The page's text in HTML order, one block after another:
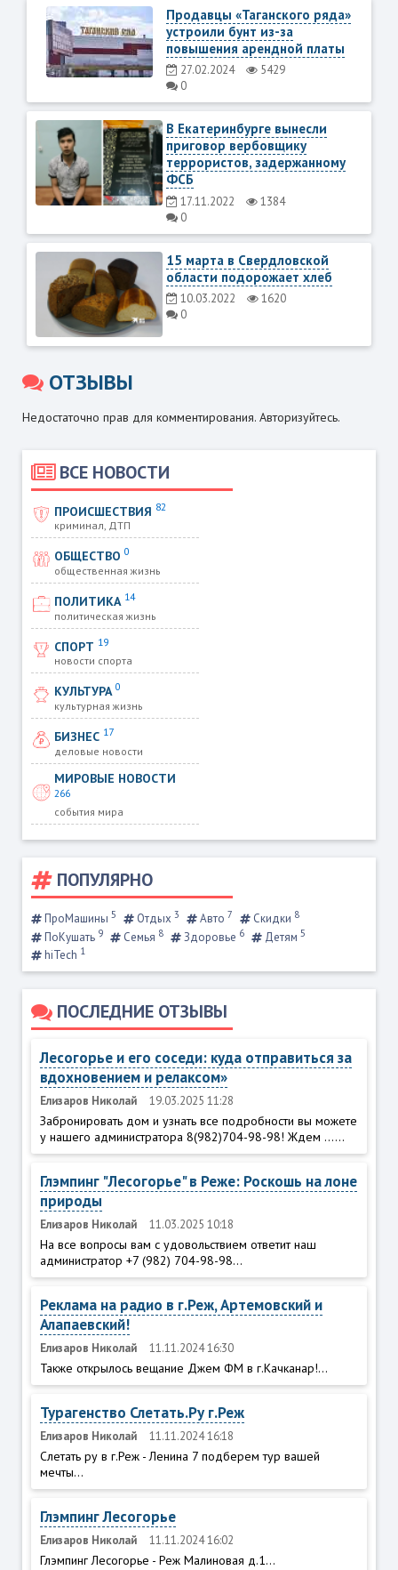
ВСЕ НОВОСТИ
ПРОИСШЕСТВИЯ 82
криминал, ДТП
ОБЩЕСТВО0
общественная жизнь
ПОЛИТИКА 14
политическая жизнь
СПОРТ 19
новости спорта
КУЛЬТУРА0
культурная жизнь
БИЗНЕС 17
деловые новости
МИРОВЫЕ НОВОСТИ
266
события мира
ПОПУЛЯРНО
ПроМашины 5 Отдых 3 Авто 7 Скидки 8
ПоКушать 9 Семья 8 Здоровье 6 Детям 5
hiTech 1
ПОСЛЕДНИЕ ОТЗЫВЫ
Лесогорье и его соседи: куда отправиться за
вдохновением и релаксом»
Елизаров Николай 19.03.2025 11:28
Забронировать дом и узнать все подробности вы можете
у нашего администратора 8(982)704-98-98! Ждем ......
Глэмпинг "Лесогорье" в Реже: Роскошь на лоне
природы
Елизаров Николай 11.03.2025 10:18
На все вопросы вам с удовольствием ответит наш
администратор +7 (982) 704-98-98...
Реклама на радио в г.Реж, Артемовский и
Алапаевский!
Елизаров Николай 11.11.2024 16:30
Также открылось вещание Джем ФМ в г.Качканар!...
Турагенство Слетать.Ру г.Реж
Елизаров Николай 11.11.2024 16:18
Слетать ру в г.Реж - Ленина 7 подберем тур вашей
мечты...
Глэмпинг Лесогорье
Елизаров Николай 11.11.2024 16:02
Глэмпинг Лесогорье - Реж Малиновая д.1...
Продавцы «Таганского ряда»
устроили бунт из-за
повышения арендной платы
27.02.2024
5429
0
В Екатеринбурге вынесли
приговор вербовщику
террористов, задержанному
ФСБ
17.11.2022
1384
0
15 марта в Свердловской
области подорожает хлеб
10.03.2022
1620
0
ОТЗЫВЫ
Недостаточно прав для комментирования. Авторизуйтесь.